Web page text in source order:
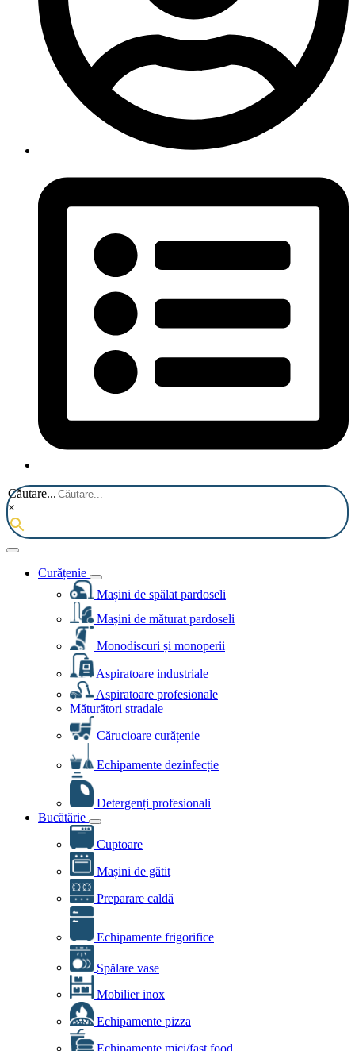
Căutare...
×
Curățenie
Mașini de spălat pardoseli
Mașini de măturat pardoseli
Monodiscuri și monoperii
Aspiratoare industriale
Aspiratoare profesionale
Măturători stradale
Cărucioare curățenie
Echipamente dezinfecție
Detergenți profesionali
Bucătărie
Cuptoare
Mașini de gătit
Preparare caldă
Echipamente frigorifice
Spălare vase
Mobilier inox
Echipamente pizza